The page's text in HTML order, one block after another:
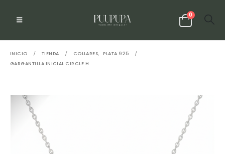
0
INICIO TIENDA COLLARES,
PLATA 925
GARGANTILLA INICIAL CIRCLE H